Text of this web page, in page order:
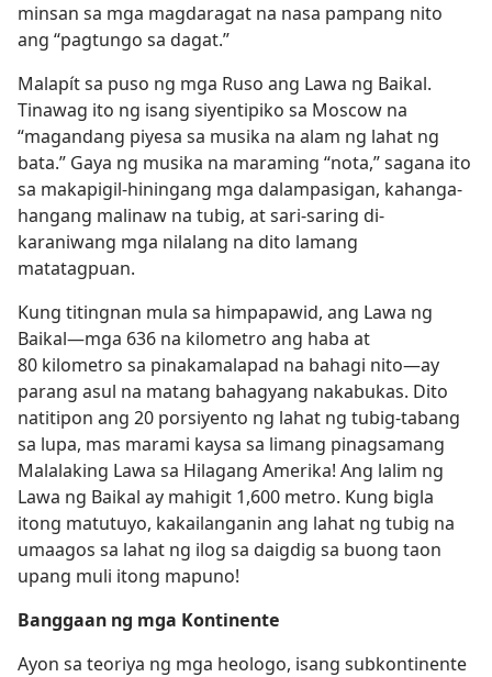
minsan sa mga magdaragat na nasa pampang nito
ang “pagtungo sa dagat.”
Malapít sa puso ng mga Ruso ang Lawa ng Baikal.
Tinawag ito ng isang siyentipiko sa Moscow na
“magandang piyesa sa musika na alam ng lahat ng
bata.” Gaya ng musika na maraming “nota,” sagana ito
sa makapigil-hiningang mga dalampasigan, kahanga-
hangang malinaw na tubig, at sari-saring di-
karaniwang mga nilalang na dito lamang
matatagpuan.
Kung titingnan mula sa himpapawid, ang Lawa ng
Baikal​—mga 636 na kilometro ang haba at
80 kilometro sa pinakamalapad na bahagi nito​—​ay
parang asul na matang bahagyang nakabukas. Dito
natitipon ang 20 porsiyento ng lahat ng tubig-tabang
sa lupa, mas marami kaysa sa limang pinagsamang
Malalaking Lawa sa Hilagang Amerika! Ang lalim ng
Lawa ng Baikal ay mahigit 1,600 metro. Kung bigla
itong matutuyo, kakailanganin ang lahat ng tubig na
umaagos sa lahat ng ilog sa daigdig sa buong taon
upang muli itong mapuno!
Banggaan ng mga Kontinente
Ayon sa teoriya ng mga heologo, isang subkontinente